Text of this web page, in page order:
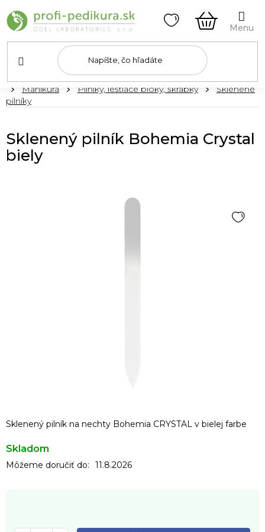
na
obsah
KOŠÍK
DomovManikúra Pilníky, leštiace bloky, škrabky
Sklenené
pilníky
Sklenený pilník na nechty Bohemia CRYSTAL v bielej farbe
Skladom
Môžeme doručiť do: 11.8.2026
Sklenený pilník Bohemia Crystal
biely